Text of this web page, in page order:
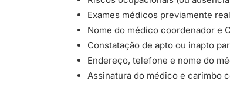
Exames médicos previamente
Nome do médico coordenador e
Constatação de apto ou inapto
Endereço, telefone e nome do
Assinatura do médico e carimbo